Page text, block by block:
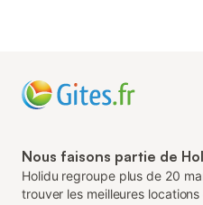
Nous faisons partie de
Holidu regroupe plus de 20
trouver les meilleures